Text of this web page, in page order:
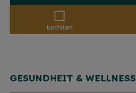
bestellen
GESUNDHEIT & WELLNESS